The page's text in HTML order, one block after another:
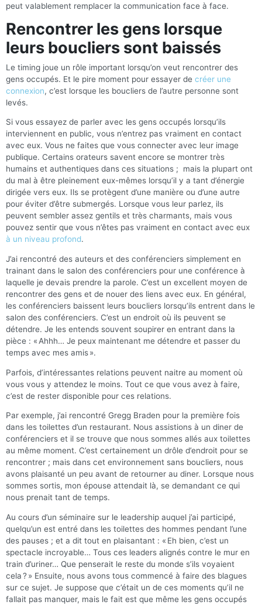
peut valablement remplacer la communication face à face.
Rencontrer les gens lorsque
leurs boucliers sont baissés
Le timing joue un rôle important lorsqu’on veut rencontrer des
gens occupés. Et le pire moment pour essayer de créer une
connexion, c’est lorsque les boucliers de l’autre personne sont
levés.
Si vous essayez de parler avec les gens occupés lorsqu’ils
interviennent en public, vous n’entrez pas vraiment en contact
avec eux. Vous ne faites que vous connecter avec leur image
publique. Certains orateurs savent encore se montrer très
humains et authentiques dans ces situations ; mais la plupart ont
du mal à être pleinement eux-mêmes lorsqu’il y a tant d’énergie
dirigée vers eux. Ils se protègent d’une manière ou d’une autre
pour éviter d’être submergés. Lorsque vous leur parlez, ils
peuvent sembler assez gentils et très charmants, mais vous
pouvez sentir que vous n’êtes pas vraiment en contact avec eux
à un niveau profond.
J’ai rencontré des auteurs et des conférenciers simplement en
trainant dans le salon des conférenciers pour une conférence à
laquelle je devais prendre la parole. C’est un excellent moyen de
rencontrer des gens et de nouer des liens avec eux. En général,
les conférenciers baissent leurs boucliers lorsqu’ils entrent dans le
salon des conférenciers. C’est un endroit où ils peuvent se
détendre. Je les entends souvent soupirer en entrant dans la
pièce : « Ahhh… Je peux maintenant me détendre et passer du
temps avec mes amis ».
Parfois, d’intéressantes relations peuvent naitre au moment où
vous vous y attendez le moins. Tout ce que vous avez à faire,
c’est de rester disponible pour ces relations.
Par exemple, j’ai rencontré Gregg Braden pour la première fois
dans les toilettes d’un restaurant. Nous assistions à un diner de
conférenciers et il se trouve que nous sommes allés aux toilettes
au même moment. C’est certainement un drôle d’endroit pour se
rencontrer ; mais dans cet environnement sans boucliers, nous
avons plaisanté un peu avant de retourner au diner. Lorsque nous
sommes sortis, mon épouse attendait là, se demandant ce qui
nous prenait tant de temps.
Au cours d’un séminaire sur le leadership auquel j’ai participé,
quelqu’un est entré dans les toilettes des hommes pendant l’une
des pauses ; et a dit tout en plaisantant : « Eh bien, c’est un
spectacle incroyable… Tous ces leaders alignés contre le mur en
train d’uriner… Que penserait le reste du monde s’ils voyaient
cela ? » Ensuite, nous avons tous commencé à faire des blagues
sur ce sujet. Je suppose que c’était un de ces moments qu’il ne
fallait pas manquer, mais le fait est que même les gens occupés